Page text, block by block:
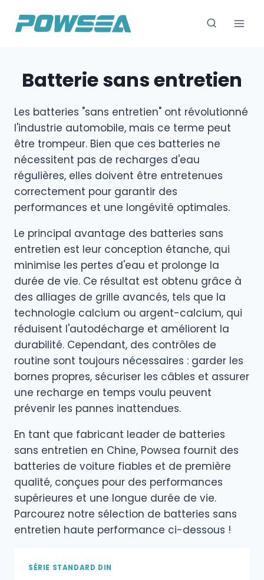
Batterie sans entretien
Les batteries "sans entretien" ont révolutionné
l'industrie automobile, mais ce terme peut
être trompeur. Bien que ces batteries ne
nécessitent pas de recharges d'eau
régulières, elles doivent être entretenues
correctement pour garantir des
performances et une longévité optimales.
Le principal avantage des batteries sans
entretien est leur conception étanche, qui
minimise les pertes d'eau et prolonge la
durée de vie. Ce résultat est obtenu grâce à
des alliages de grille avancés, tels que la
technologie calcium ou argent-calcium, qui
réduisent l'autodécharge et améliorent la
durabilité. Cependant, des contrôles de
routine sont toujours nécessaires : garder les
bornes propres, sécuriser les câbles et assurer
une recharge en temps voulu peuvent
prévenir les pannes inattendues.
En tant que fabricant leader de batteries
sans entretien en Chine, Powsea fournit des
batteries de voiture fiables et de première
qualité, conçues pour des performances
supérieures et une longue durée de vie.
Parcourez notre sélection de batteries sans
entretien haute performance ci-dessous !
SÉRIE STANDARD DIN